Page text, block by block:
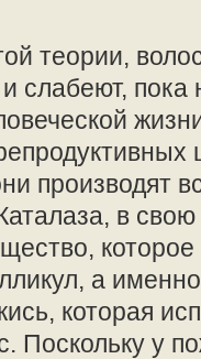
теории,
слабеют, пока
производят
в
а
которая
Поскольку у